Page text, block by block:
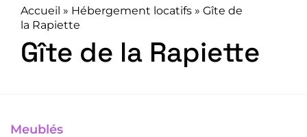
Accueil » Hébergement locatifs » Gîte de
la Rapiette
Gîte de la Rapiette
Meublés